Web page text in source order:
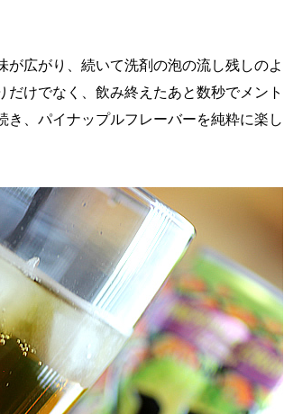
広がり、続いて洗剤の泡の流し残しのよ
けでなく、飲み終えたあと数秒でメント
、パイナップルフレーバーを純粋に楽し